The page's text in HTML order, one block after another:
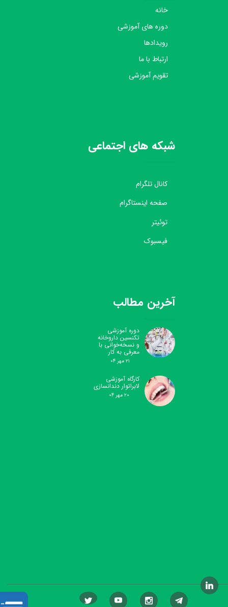
خانه
دوره های آموزشی
رویدادها
ارتباط با ما
تقویم آموزشی
آخرین مطالب
دوره آموزشی
تکنسین داروخانه
و نسخه‌خوانی با
معرفی به کار
۲۱ مهر ۰۴
کارگاه آموزشی
لابراتوار دندانسازی
۲۰ مهر ۰۴
شبکه های اجتماعی
کانال تلگرام
صفحه اینستاگرام
توئیتر
فیسبوک